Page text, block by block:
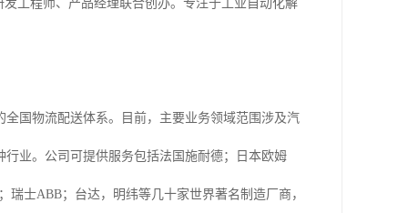
工程师、产品经理联合创办。专注于工业自动化解
国物流配送体系。目前，主要业务领域范围涉及汽
业。公司可提供服务包括法国施耐德；日本欧姆
瑞士ABB；台达，明纬等几十家世界著名制造厂商，